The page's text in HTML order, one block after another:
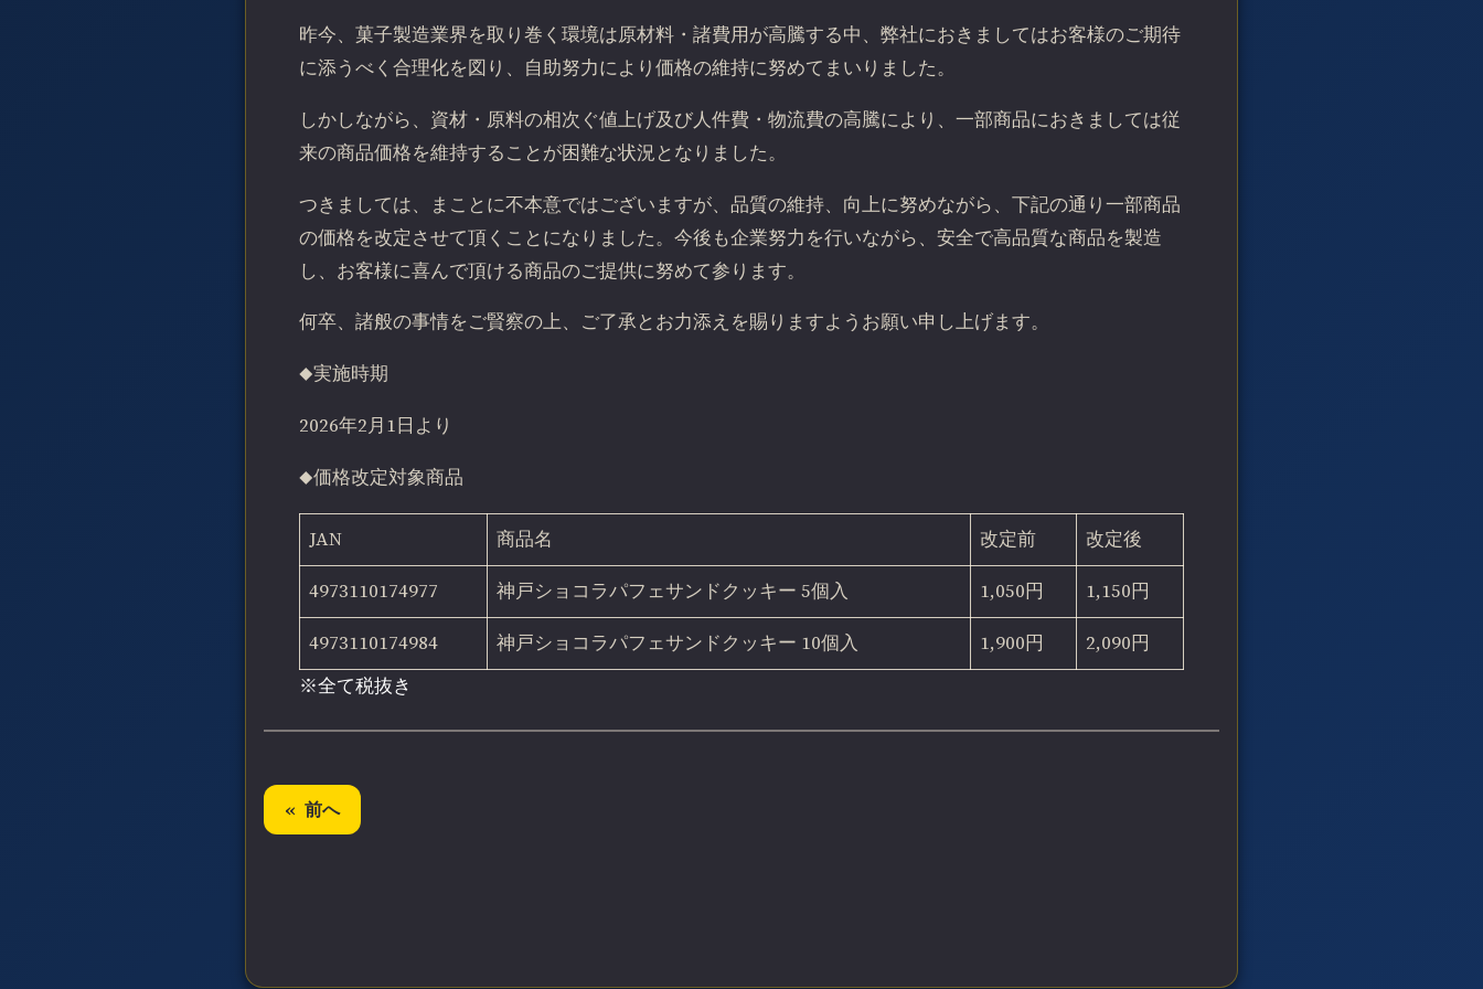
昨今、菓子製造業界を取り巻く環境は原材料・諸費用が高騰する中、弊社におきましてはお客様のご期待
に添うべく合理化を図り、自助努力により価格の維持に努めてまいりました。
しかしながら、資材・原料の相次ぐ値上げ及び人件費・物流費の高騰により、一部商品におきましては従
来の商品価格を維持することが困難な状況となりました。
つきましては、まことに不本意ではございますが、品質の維持、向上に努めながら、下記の通り一部商品
の価格を改定させて頂くことになりました。今後も企業努力を行いながら、安全で高品質な商品を製造
し、お客様に喜んで頂ける商品のご提供に努めて参ります。
何卒、諸般の事情をご賢察の上、ご了承とお力添えを賜りますようお願い申し上げます。
◆実施時期
2026年2月1日より
◆価格改定対象商品
JAN 商品名 改定前 改定後
4973110174977 神戸ショコラパフェサンドクッキー 5個入 1,050円 1,150円
4973110174984 神戸ショコラパフェサンドクッキー 10個入 1,900円
2,090円
※全て税抜き
前へ